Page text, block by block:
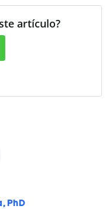
artículo?
PhD